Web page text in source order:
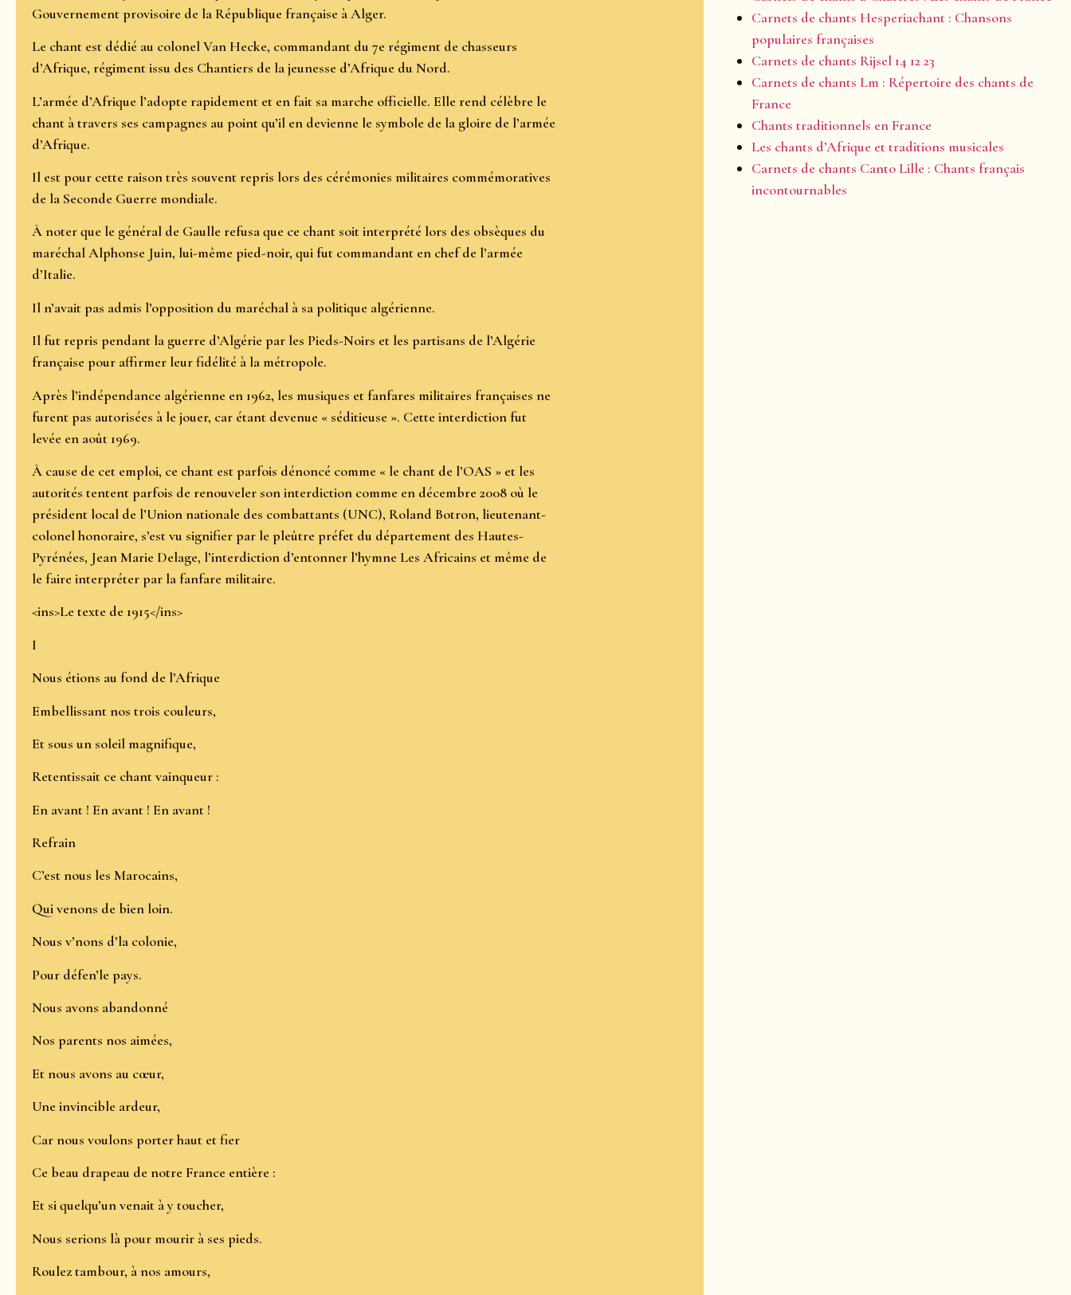
Gouvernement provisoire de la République française à Alger.
Le chant est dédié au colonel Van Hecke, commandant du 7e régiment de chasseurs
d’Afrique, régiment issu des Chantiers de la jeunesse d’Afrique du Nord.
L’armée d’Afrique l’adopte rapidement et en fait sa marche officielle. Elle rend célèbre le
chant à travers ses campagnes au point qu’il en devienne le symbole de la gloire de l’armée
d’Afrique.
Il est pour cette raison très souvent repris lors des cérémonies militaires commémoratives
de la Seconde Guerre mondiale.
À noter que le général de Gaulle refusa que ce chant soit interprété lors des obsèques du
maréchal Alphonse Juin, lui-même pied-noir, qui fut commandant en chef de l’armée
d’Italie.
Il n’avait pas admis l’opposition du maréchal à sa politique algérienne.
Il fut repris pendant la guerre d’Algérie par les Pieds-Noirs et les partisans de l’Algérie
française pour affirmer leur fidélité à la métropole.
Après l’indépendance algérienne en 1962, les musiques et fanfares militaires françaises ne
furent pas autorisées à le jouer, car étant devenue « séditieuse ». Cette interdiction fut
levée en août 1969.
À cause de cet emploi, ce chant est parfois dénoncé comme « le chant de l’OAS » et les
autorités tentent parfois de renouveler son interdiction comme en décembre 2008 où le
président local de l’Union nationale des combattants (UNC), Roland Botron, lieutenant-
colonel honoraire, s’est vu signifier par le pleûtre préfet du département des Hautes-
Pyrénées, Jean Marie Delage, l’interdiction d’entonner l’hymne Les Africains et même de
le faire interpréter par la fanfare militaire.
<ins>Le texte de 1915</ins>
I
Nous étions au fond de l’Afrique
Embellissant nos trois couleurs,
Et sous un soleil magnifique,
Retentissait ce chant vainqueur :
En avant ! En avant ! En avant !
Refrain
C’est nous les Marocains,
Qui venons de bien loin.
Nous v’nons d’la colonie,
Pour défen’le pays.
Nous avons abandonné
Nos parents nos aimées,
Et nous avons au cœur,
Une invincible ardeur,
Car nous voulons porter haut et fier
Ce beau drapeau de notre France entière :
Et si quelqu’un venait à y toucher,
Nous serions là pour mourir à ses pieds.
Roulez tambour, à nos amours,
Carnets de chants Hesperiachant : Chansons
populaires françaises
Carnets de chants Rijsel 14 12 23
Carnets de chants Lm : Répertoire des chants de
France
Chants traditionnels en France
Les chants d’Afrique et traditions musicales
Carnets de chants Canto Lille : Chants français
incontournables